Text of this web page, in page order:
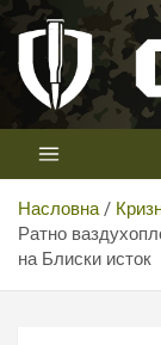
Скип
цонтент
Први војни
Насловна
Ратно
на Блиски исток